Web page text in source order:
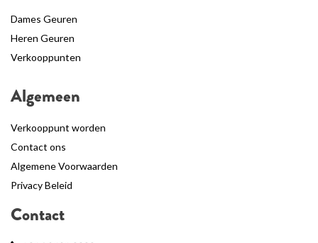
Dames Geuren
Heren Geuren
Verkooppunten
Algemeen
Verkooppunt worden
Contact ons
Algemene Voorwaarden
Privacy Beleid
Contact